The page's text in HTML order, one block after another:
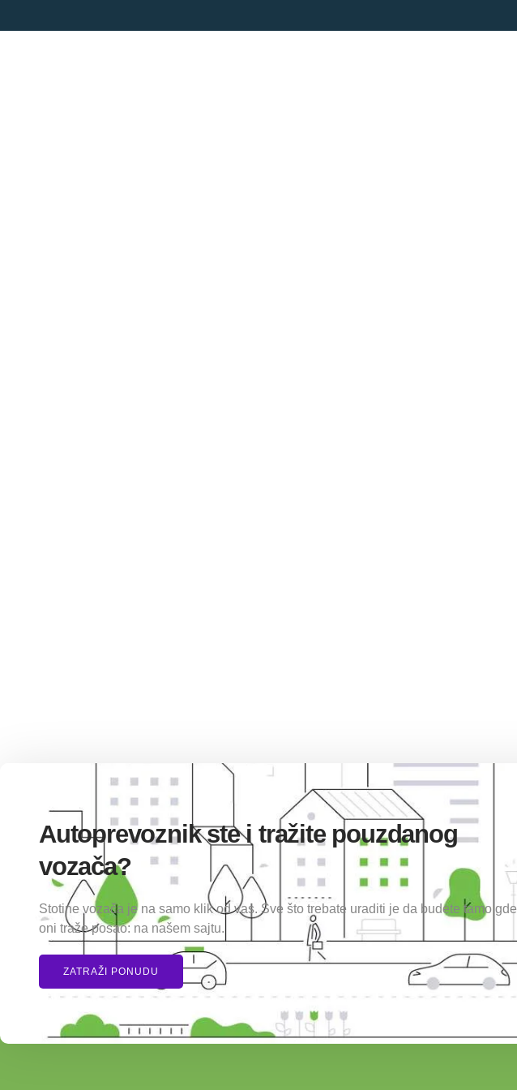
Autoprevoznik ste i tražite pouzdanog
vozača?
Stotine vozača je na samo klik od vas. Sve što trebate uraditi je da budete tamo gde
oni traže posao: na našem sajtu.
ZATRAŽI PONUDU